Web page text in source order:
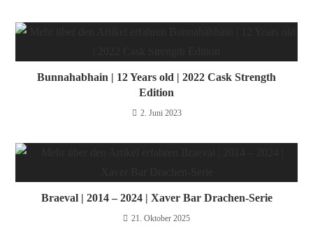
Bunnahabhain | 12 Years old | 2022 Cask Strength
Edition
2. Juni 2023
Braeval | 2014 – 2024 | Xaver Bar Drachen-Serie
21. Oktober 2025